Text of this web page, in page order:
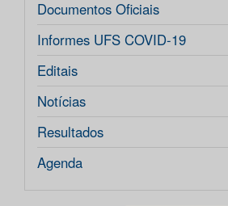
Documentos Oficiais
Informes UFS COVID-19
Editais
Notícias
Resultados
Agenda